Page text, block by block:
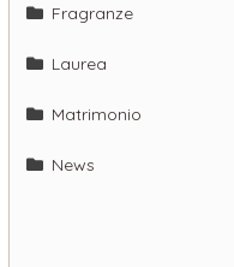
Fragranze
Laurea
Matrimonio
News